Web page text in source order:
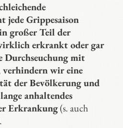
jede Grippesaison
großer Teil der
erkrankt oder gar
mit
verhindern wir eine
der Bevölkerung und
anhaltendes
Erkrankung(s. auch